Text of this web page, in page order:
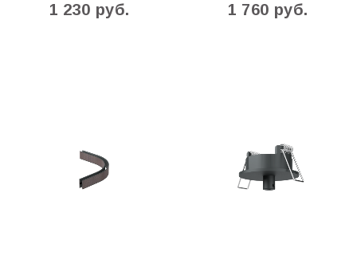
1 230 руб. 1 760 руб.